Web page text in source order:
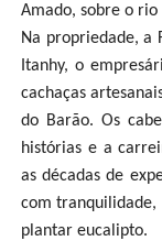
Amado, sobre o rio
Na propriedade, a
Itanhy, o
cachaças
do Barão. Os
histórias e a
as décadas de
com tranquilidade,
plantar eucalipto.